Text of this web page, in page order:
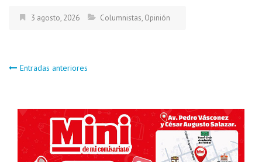
3 agosto, 2026 Columnistas, Opinión
Navegación
de
entradas
Entradas anteriores